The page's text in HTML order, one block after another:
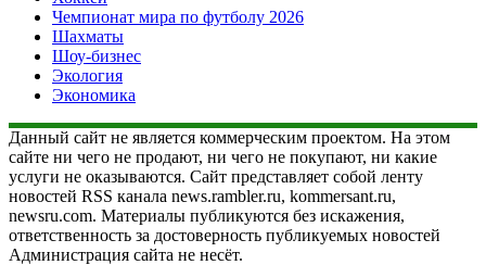
Чемпионат мира по футболу 2026
Шахматы
Шоу-бизнес
Экология
Экономика
Данный сайт не является коммерческим проектом. На этом
сайте ни чего не продают, ни чего не покупают, ни какие
услуги не оказываются. Сайт представляет собой ленту
новостей RSS канала news.rambler.ru, kommersant.ru,
newsru.com. Материалы публикуются без искажения,
ответственность за достоверность публикуемых новостей
Администрация сайта не несёт.